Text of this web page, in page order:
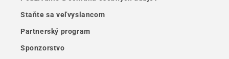
Staňte sa veľvyslancom
Partnerský program
Sponzorstvo